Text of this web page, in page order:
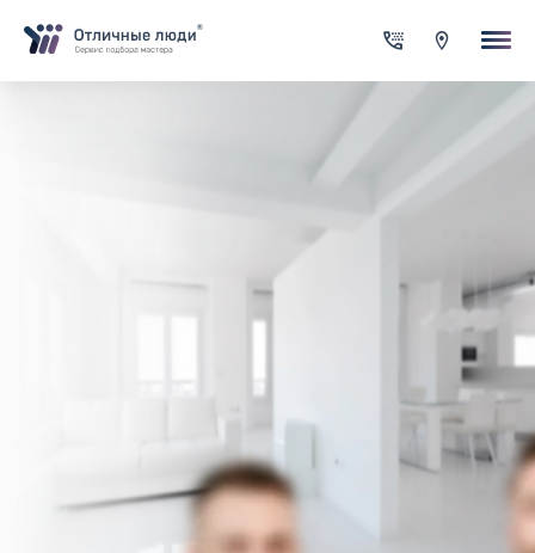
За каждый оформленный заказ вы получаете Cash-back на
счет
Опишите задачу